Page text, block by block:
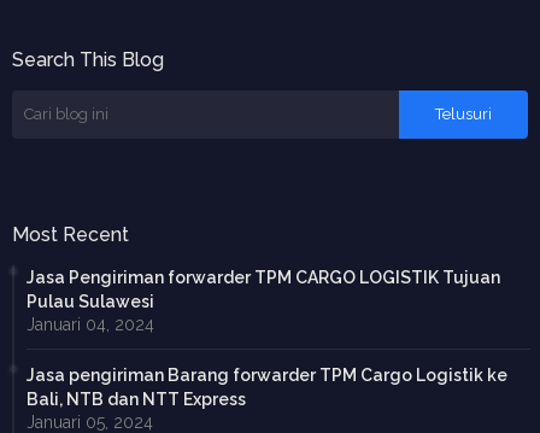
Search This Blog
Most Recent
Jasa Pengiriman forwarder TPM CARGO LOGISTIK Tujuan
Pulau Sulawesi
Januari 04, 2024
Jasa pengiriman Barang forwarder TPM Cargo Logistik ke
Bali, NTB dan NTT Express
Januari 05, 2024